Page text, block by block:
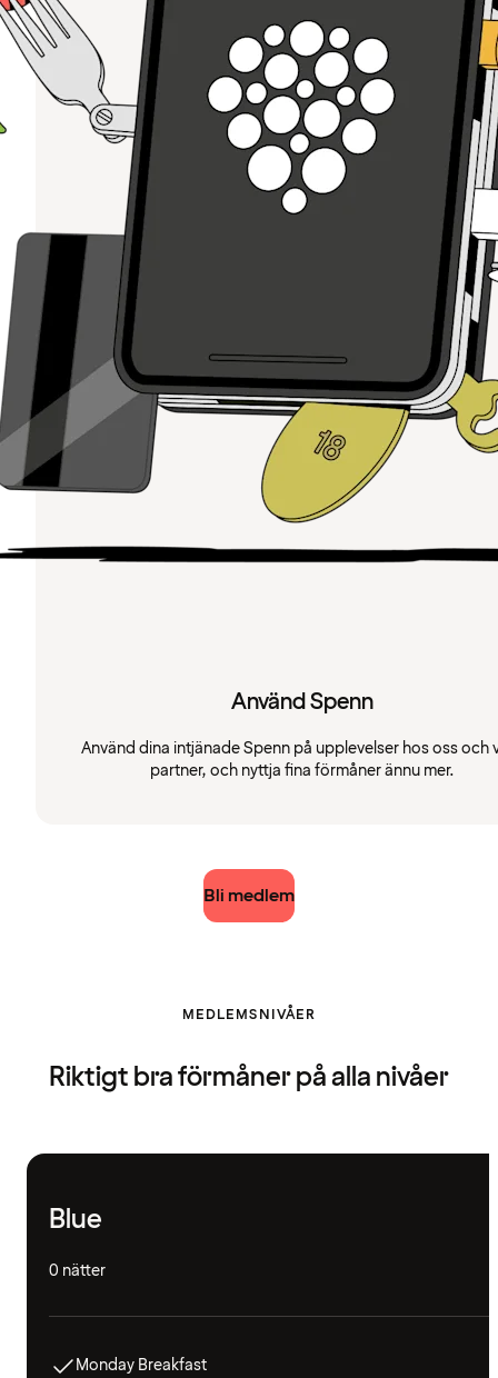
Använd Spenn
Använd dina intjänade Spenn på upplevelser hos oss och
partner, och nyttja fina förmåner ännu mer.
Bli medlem
MEDLEMSNIVÅER
Riktigt bra förmåner på alla nivåer
Blue
0 nätter
Monday Breakfast